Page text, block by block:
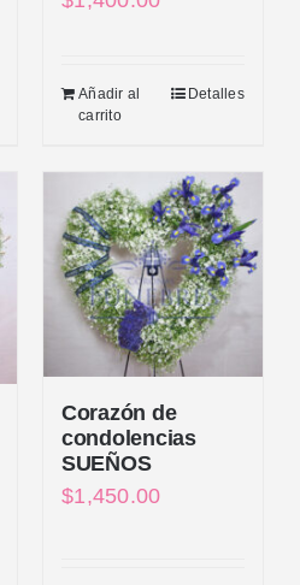
Añadir al
carrito
Detalles
Corazón de
condolencias
SUEÑOS
$1,450.00